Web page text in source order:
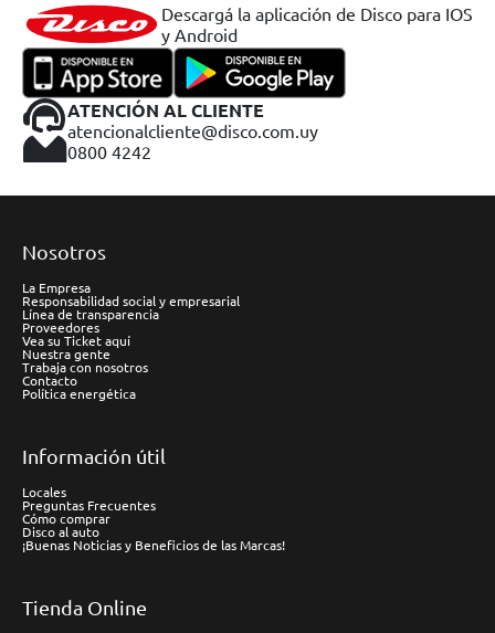
Descargá la aplicación de Disco para IOS
y Android
ATENCIÓN AL CLIENTE
atencionalcliente@disco.com.uy
0800 4242
Nosotros
La Empresa
Responsabilidad social y empresarial
Línea de transparencia
Proveedores
Vea su Ticket aquí
Nuestra gente
Trabaja con nosotros
Contacto
Política energética
Información útil
Locales
Preguntas Frecuentes
Cómo comprar
Disco al auto
¡Buenas Noticias y Beneficios de las Marcas!
Tienda Online